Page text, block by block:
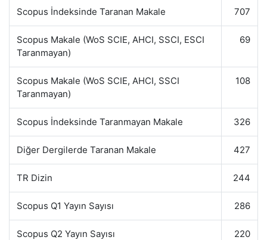
Scopus İndeksinde Taranan Makale 707
Scopus Makale (WoS SCIE, AHCI, SSCI, ESCI
Taranmayan)
69
Scopus Makale (WoS SCIE, AHCI, SSCI
Taranmayan)
108
Scopus İndeksinde Taranmayan Makale 326
Diğer Dergilerde Taranan Makale 427
TR Dizin 244
Scopus Q1 Yayın Sayısı 286
Scopus Q2 Yayın Sayısı 220